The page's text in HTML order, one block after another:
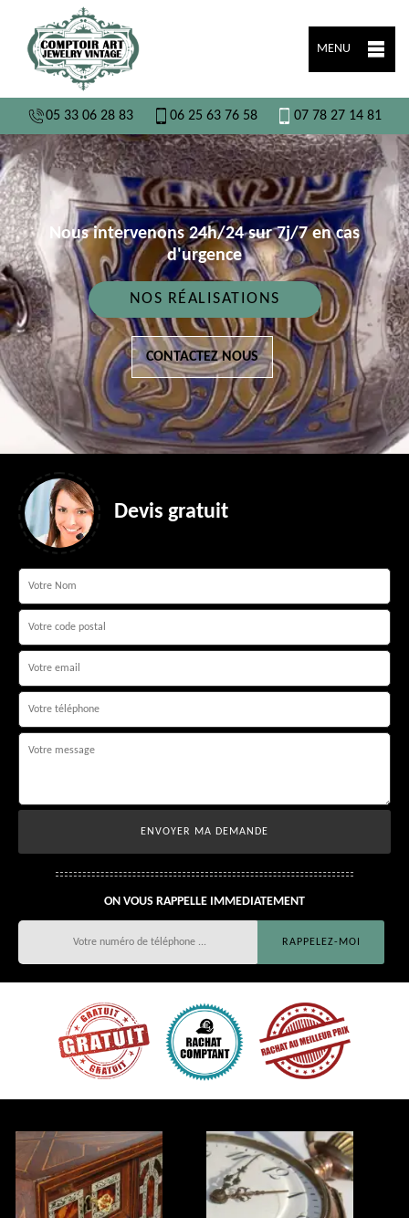
MENU
05 33 06 28 83 06 25 63 76 58 07 78 27 14 81
Nous intervenons 24h/24 sur 7j/7 en cas
d'urgence
NOS RÉALISATIONS
CONTACTEZ NOUS
Devis gratuit
ON VOUS RAPPELLE IMMEDIATEMENT